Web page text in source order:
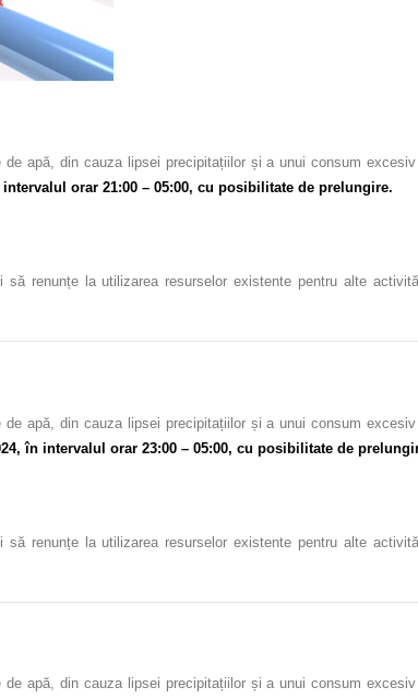
apă, din cauza lipsei precipitațiilor și a unui consum
orar 21:00 – 05:00, cu posibilitate de prelungire.
renunțe la utilizarea resurselor existente pentru alte
apă, din cauza lipsei precipitațiilor și a unui consum
în intervalul orar 23:00 – 05:00, cu posibilitate de
renunțe la utilizarea resurselor existente pentru alte
apă, din cauza lipsei precipitațiilor și a unui consum